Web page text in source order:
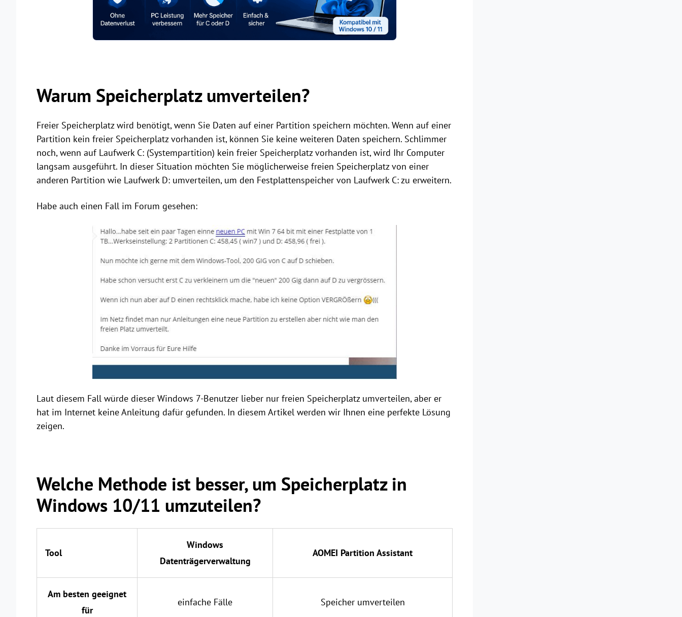
Warum Speicherplatz umverteilen?
Freier Speicherplatz wird benötigt, wenn Sie Daten auf einer Partition speichern möchten. Wenn auf einer
Partition kein freier Speicherplatz vorhanden ist, können Sie keine weiteren Daten speichern. Schlimmer
noch, wenn auf Laufwerk C: (Systempartition) kein freier Speicherplatz vorhanden ist, wird Ihr Computer
langsam ausgeführt. In dieser Situation möchten Sie möglicherweise freien Speicherplatz von einer
anderen Partition wie Laufwerk D: umverteilen, um den Festplattenspeicher von Laufwerk C: zu erweitern.
Habe auch einen Fall im Forum gesehen:
Laut diesem Fall würde dieser Windows 7-Benutzer lieber nur freien Speicherplatz umverteilen, aber er
hat im Internet keine Anleitung dafür gefunden. In diesem Artikel werden wir Ihnen eine perfekte Lösung
zeigen.
Welche Methode ist besser, um Speicherplatz in
Windows 10/11 umzuteilen?
Tool
Windows
Datenträgerverwaltung
AOMEI Partition Assistant
Am besten geeignet
für
einfache Fälle Speicher umverteilen